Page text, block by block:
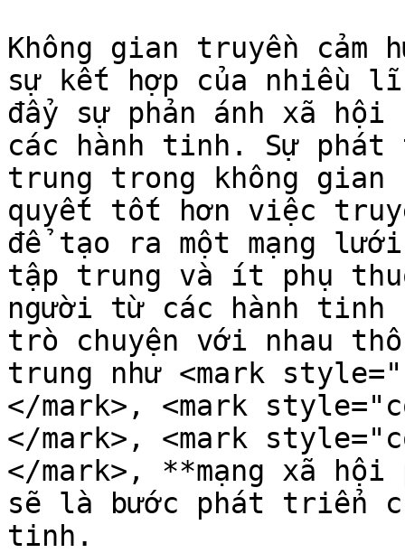
Không gian truyền cảm
sự kết hợp của nhiều
đẩy sự phản ánh xã
các hành tinh. Sự
trung trong không
quyết tốt hơn việc
để tạo ra một mạng
tập trung và ít phụ
người từ các hành
trò chuyện với nhau
trung như <mark
</mark>, <mark
</mark>, <mark
</mark>, **mạng xã
sẽ là bước phát triển
tinh.